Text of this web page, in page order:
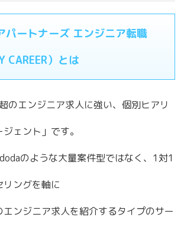
パートナーズ エンジニア転職
CAREER）とは
のエンジニア求人に強い、個別ヒアリ
ェント」です。
のような大量案件型ではなく、1対1
ングを軸に
ンジニア求人を紹介するタイプのサー